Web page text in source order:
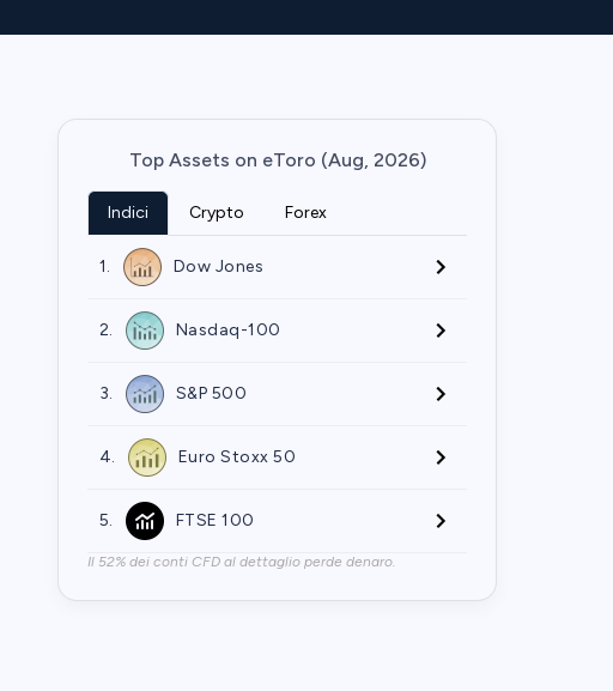
Top Assets on eToro (Aug, 2026)
Indici Crypto Forex
1. Dow Jones
2. Nasdaq-100
3. S&P 500
4. Euro Stoxx 50
5. FTSE 100
Il 52% dei conti CFD al dettaglio perde denaro.